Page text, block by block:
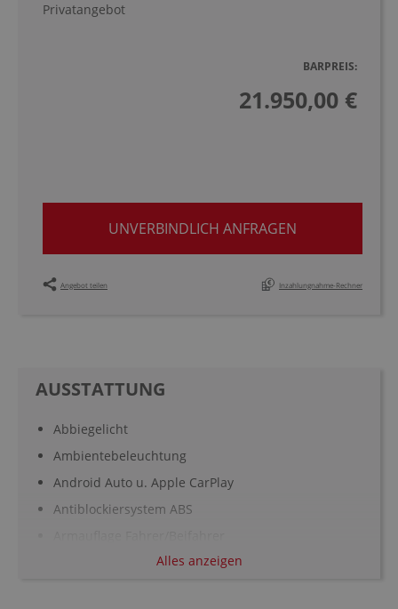
Privatangebot
BARPREIS:
21.950,00 €
UNVERBINDLICH ANFRAGEN
Angebot teilen Inzahlungnahme-Rechner
AUSSTATTUNG
Abbiegelicht
Ambientebeleuchtung
Android Auto u. Apple CarPlay
Antiblockiersystem ABS
Aufmerksamkeitsassistent
Alles anzeigen